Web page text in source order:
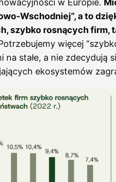
w Europie.
Wschodniej”, a to
szybko rosnących firm,
więcej
na stałe, a nie zdecydują
ekosystemów